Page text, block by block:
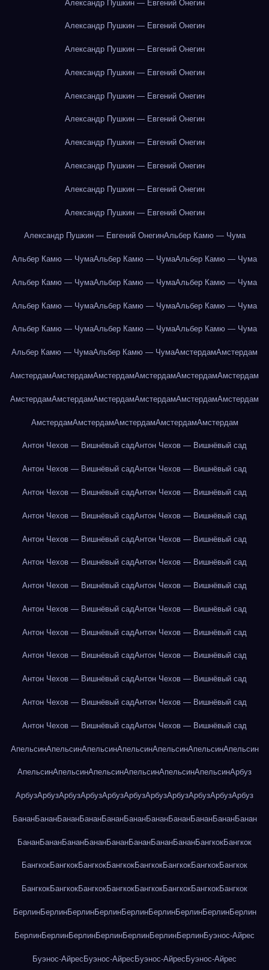
Александр Пушкин — Евгений Онегин
Александр Пушкин — Евгений Онегин
Александр Пушкин — Евгений Онегин
Александр Пушкин — Евгений Онегин
Александр Пушкин — Евгений Онегин
Александр Пушкин — Евгений Онегин
Александр Пушкин — Евгений Онегин
Александр Пушкин — Евгений Онегин
Александр Пушкин — Евгений Онегин
Александр Пушкин — Евгений Онегин
Александр Пушкин — Евгений ОнегинАльбер Камю — Чума
Альбер Камю — ЧумаАльбер Камю — ЧумаАльбер Камю — Чума
Альбер Камю — ЧумаАльбер Камю — ЧумаАльбер Камю — Чума
Альбер Камю — ЧумаАльбер Камю — ЧумаАльбер Камю — Чума
Альбер Камю — ЧумаАльбер Камю — ЧумаАльбер Камю — Чума
Альбер Камю — ЧумаАльбер Камю — ЧумаАмстердамАмстердам
АмстердамАмстердамАмстердамАмстердамАмстердамАмстердам
АмстердамАмстердамАмстердамАмстердамАмстердамАмстердам
АмстердамАмстердамАмстердамАмстердамАмстердам
Антон Чехов — Вишнёвый садАнтон Чехов — Вишнёвый сад
Антон Чехов — Вишнёвый садАнтон Чехов — Вишнёвый сад
Антон Чехов — Вишнёвый садАнтон Чехов — Вишнёвый сад
Антон Чехов — Вишнёвый садАнтон Чехов — Вишнёвый сад
Антон Чехов — Вишнёвый садАнтон Чехов — Вишнёвый сад
Антон Чехов — Вишнёвый садАнтон Чехов — Вишнёвый сад
Антон Чехов — Вишнёвый садАнтон Чехов — Вишнёвый сад
Антон Чехов — Вишнёвый садАнтон Чехов — Вишнёвый сад
Антон Чехов — Вишнёвый садАнтон Чехов — Вишнёвый сад
Антон Чехов — Вишнёвый садАнтон Чехов — Вишнёвый сад
Антон Чехов — Вишнёвый садАнтон Чехов — Вишнёвый сад
Антон Чехов — Вишнёвый садАнтон Чехов — Вишнёвый сад
Антон Чехов — Вишнёвый садАнтон Чехов — Вишнёвый сад
АпельсинАпельсинАпельсинАпельсинАпельсинАпельсинАпельсин
АпельсинАпельсинАпельсинАпельсинАпельсинАпельсинАрбуз
АрбузАрбузАрбузАрбузАрбузАрбузАрбузАрбузАрбузАрбузАрбуз
БананБананБананБананБананБананБананБананБананБананБанан
БананБананБананБананБананБананБананБананБангкокБангкок
БангкокБангкокБангкокБангкокБангкокБангкокБангкокБангкок
БангкокБангкокБангкокБангкокБангкокБангкокБангкокБангкок
БерлинБерлинБерлинБерлинБерлинБерлинБерлинБерлинБерлин
БерлинБерлинБерлинБерлинБерлинБерлинБерлинБуэнос-Айрес
Буэнос-АйресБуэнос-АйресБуэнос-АйресБуэнос-Айрес